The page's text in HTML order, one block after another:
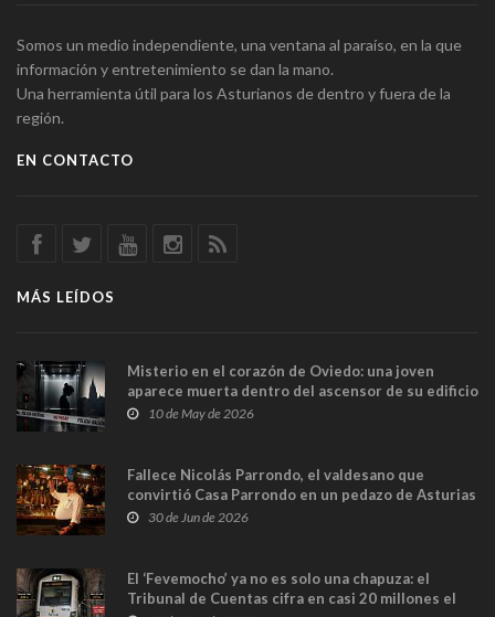
Somos un medio independiente, una ventana al paraíso, en la que
información y entretenimiento se dan la mano.
Una herramienta útil para los Asturianos de dentro y fuera de la
región.
EN CONTACTO
MÁS LEÍDOS
Misterio en el corazón de Oviedo: una joven
aparece muerta dentro del ascensor de su edificio
y las cámaras captan sus últimos minutos
10 de May de 2026
Fallece Nicolás Parrondo, el valdesano que
convirtió Casa Parrondo en un pedazo de Asturias
en Madrid
30 de Jun de 2026
El ‘Fevemocho’ ya no es solo una chapuza: el
Tribunal de Cuentas cifra en casi 20 millones el